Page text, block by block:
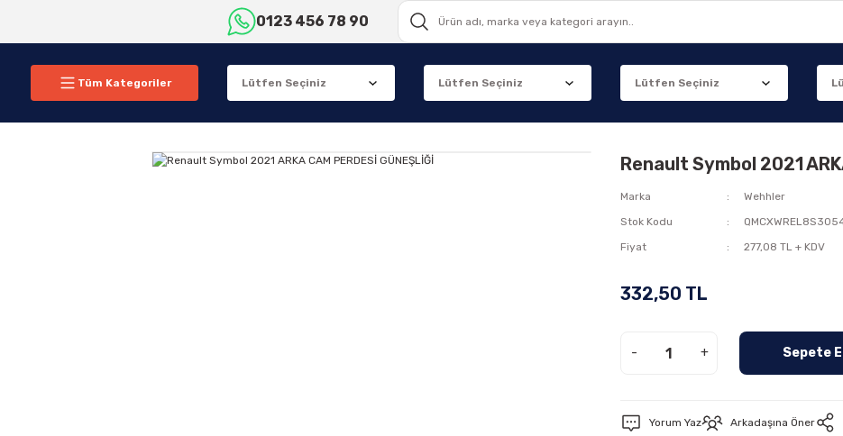
0123 456 78 90
Tüm Kategoriler
Renault Symbol 2021
Marka
Wehhler
Stok Kodu
Fiyat
277,08 TL + KDV
332,50 TL
- + Sepete
Yorum Yaz Arkadaşına Öner